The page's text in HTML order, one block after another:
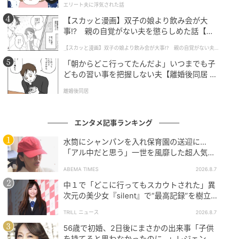
素敵なあの人Web
ただ、2人の＜ヒューマノイド翔＞に対する感情や接し
方は、最新のAI技術で成長していく言動を見て、少し
ずつ変化していきます。息子を失った過去も少しずつ
明らかになり、ヒューマノイド同士が密かにつながっ
エリート夫に浮気された話
【スカッと漫画】双子の娘より飲み会が大
事!? 親の自覚がない夫を懲らしめた話【第1
【スカッと漫画】双子の娘より飲み会が大事!? 親の自覚がない夫を
懲らしめた話
「朝からどこ行ってたんだよ」いつまでも子
どもの習い事を把握しない夫【離婚後同居 Vo
離婚後同居
エンタメ記事ランキング
水筒にシャンパンを入れ保育園の送迎に…
「アル中だと思う」一世を風靡した超人気タ
ABEMA TIMES 2026.8.7
中１で「どこに行ってもスカウトされた」異
次元の美少女『silent』で“最高記録”を樹立し
TRILL ニュース 2026.8.7
56歳で初婚、2日後にまさかの出来事「子供